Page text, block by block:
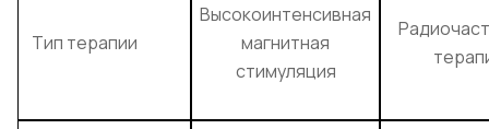
Тип терапии
Высокоинтенсивная
магнитная
стимуляция